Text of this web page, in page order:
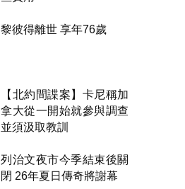
黎彼得離世 享年76歲
【北約間諜案】卡尼稱加
拿大從一開始就參與調查
並須汲取教訓
列治文夜市今季結束後關
閉 26年夏日傳奇將謝幕